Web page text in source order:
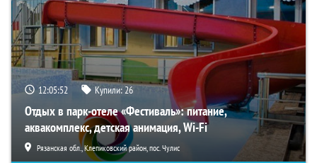
12:05:50 Купили:26
Отдых в парк-отеле «Фестиваль»: питание,
аквакомплекс, детская анимация, Wi-Fi
Рязанская обл., Клепиковский район, пос. Чулис